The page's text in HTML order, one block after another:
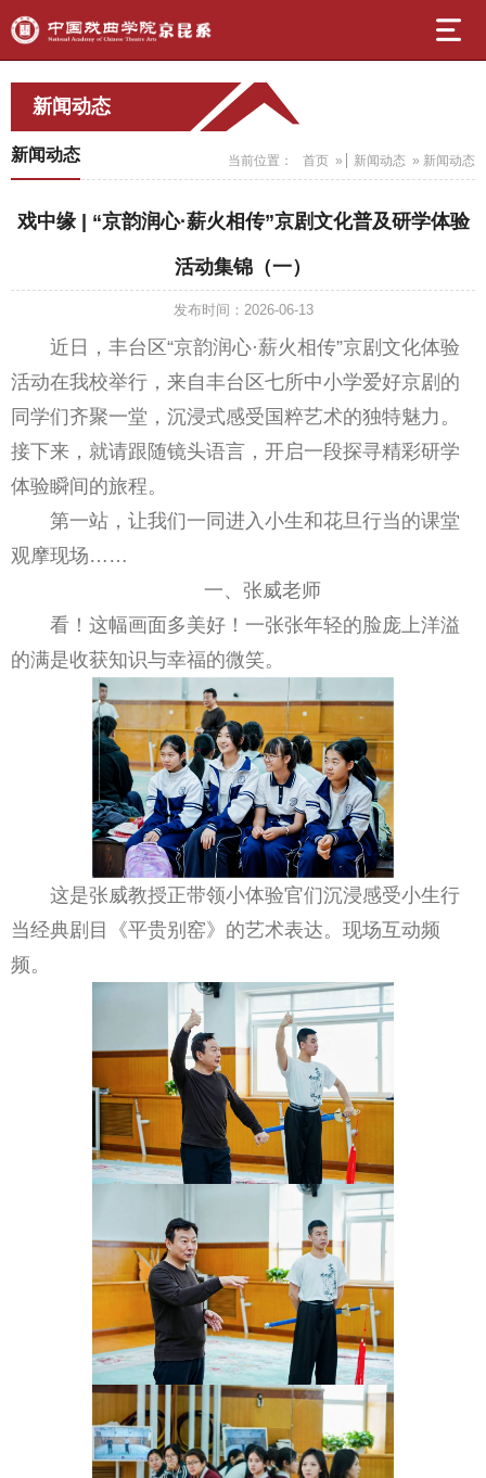
新闻动态
当前位置： 首页 » 新闻动态 » 新闻动态
新闻动态
戏中缘 | “京韵润心·薪火相传”京剧文化普及研学体验
活动集锦（一）
发布时间：2026-06-13
近日，丰台区“京韵润心·薪火相传”京剧文化体验
活动在我校举行，来自丰台区七所中小学爱好京剧的
同学们齐聚一堂，沉浸式感受国粹艺术的独特魅力。
接下来，就请跟随镜头语言，开启一段探寻精彩研学
体验瞬间的旅程。
第一站，让我们一同进入小生和花旦行当的课堂
观摩现场……
一、张威老师
看！这幅画面多美好！一张张年轻的脸庞上洋溢
的满是收获知识与幸福的微笑。
这是张威教授正带领小体验官们沉浸感受小生行
当经典剧目《平贵别窑》的艺术表达。现场互动频
频。